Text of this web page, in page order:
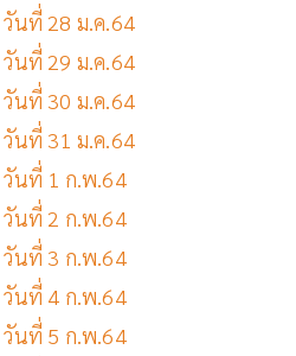
วันที่ 28 ม.ค.64
วันที่ 29 ม.ค.64
วันที่ 30 ม.ค.64
วันที่ 31 ม.ค.64
วันที่ 1 ก.พ.64
วันที่ 2 ก.พ.64
วันที่ 3 ก.พ.64
วันที่ 4 ก.พ.64
วันที่ 5 ก.พ.64